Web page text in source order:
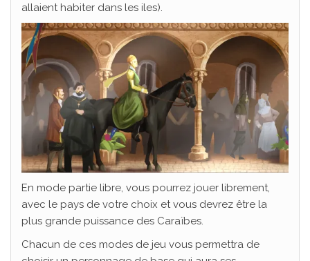
allaient habiter dans les iles).
En mode partie libre, vous pourrez jouer librement,
avec le pays de votre choix et vous devrez être la
plus grande puissance des Caraïbes.
Chacun de ces modes de jeu vous permettra de